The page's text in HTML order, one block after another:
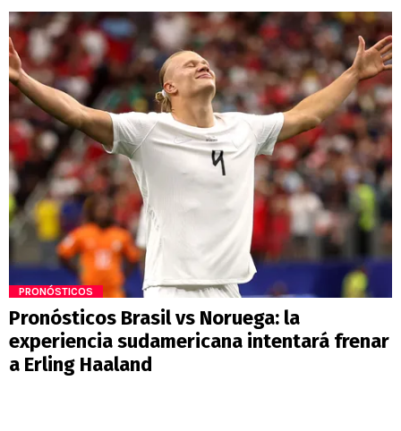
PRONÓSTICOS
Pronósticos Brasil vs Noruega: la
experiencia sudamericana intentará frenar
a Erling Haaland